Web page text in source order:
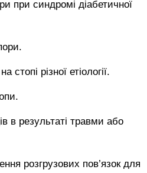
при синдромі діабетичної
різної етіології.
в результаті травми або
розгрузових пов’язок для